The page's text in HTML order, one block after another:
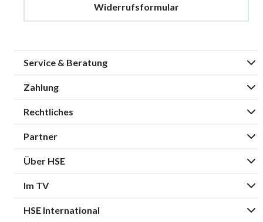
Widerrufsformular
Service & Beratung
Zahlung
Rechtliches
Partner
Über HSE
Im TV
HSE International